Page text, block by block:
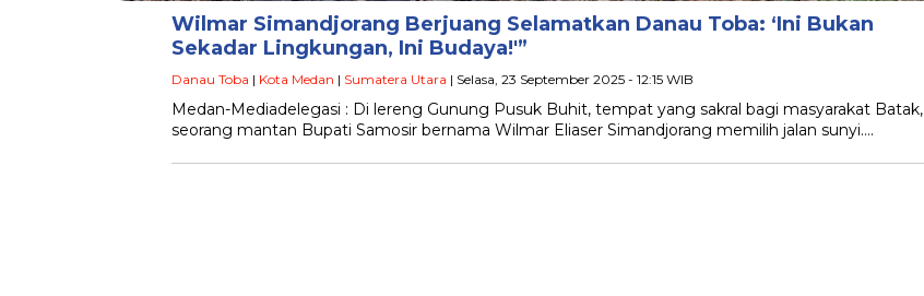
Wilmar Simandjorang Berjuang Selamatkan Danau Toba: ‘Ini Bukan
Sekadar Lingkungan, Ini Budaya!'”
Danau Toba | Kota Medan | Sumatera Utara | Selasa, 23 September 2025 - 12:15 WIB
Medan-Mediadelegasi : Di lereng Gunung Pusuk Buhit, tempat yang sakral bagi masyarakat Batak,
seorang mantan Bupati Samosir bernama Wilmar Eliaser Simandjorang memilih jalan sunyi….